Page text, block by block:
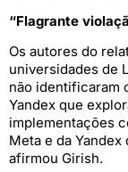
“Flagrante
Os autores do
universidades de
não identificaram
Yandex que
implementações
Meta e da
afirmou Girish.